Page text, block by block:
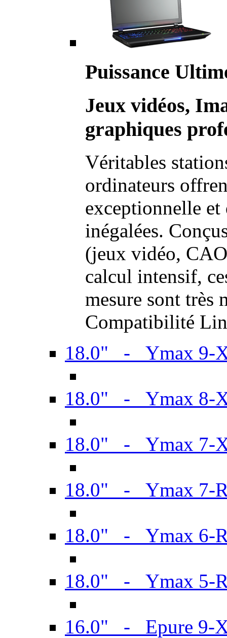
Puissance
Jeux vidéos,
graphiques
Véritables
ordinateurs
exceptionnelle et
inégalées.
(jeux vidéo,
calcul intensif,
mesure sont très
Compatibilité
18.0" - Ymax 9-
18.0" - Ymax 8-
18.0" - Ymax 7-
18.0" - Ymax 7-
18.0" - Ymax 6-
18.0" - Ymax 5-
16.0" - Epure 9-